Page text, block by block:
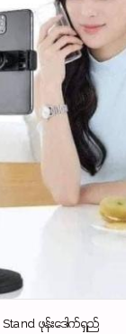
ဖုန်းဒေါက်ရှည်